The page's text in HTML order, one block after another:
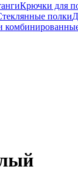
Крючки для
полки